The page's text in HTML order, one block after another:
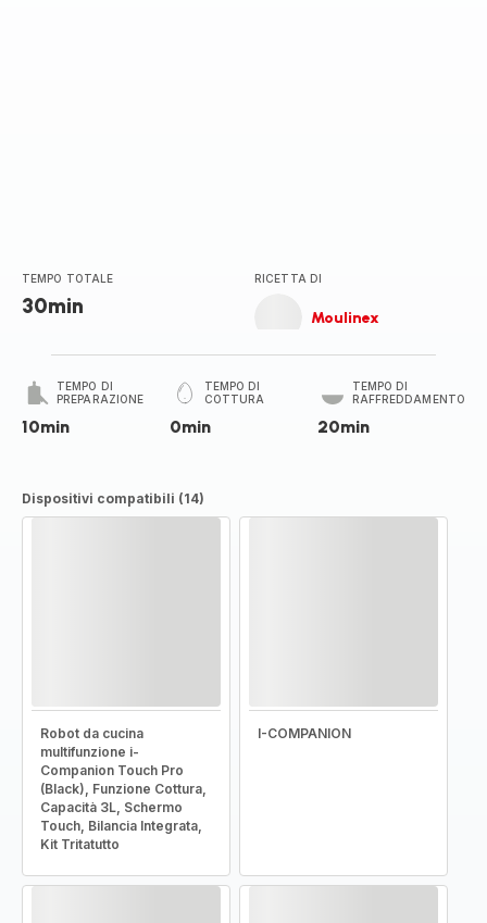
TEMPO TOTALE
30min
RICETTA DI
Moulinex
TEMPO DI
PREPARAZIONE
10min
TEMPO DI
COTTURA
0min
TEMPO DI
RAFFREDDAMENTO
20min
Dispositivi compatibili (14)
Robot da cucina
multifunzione i-
Companion Touch Pro
(Black), Funzione Cottura,
Capacità 3L, Schermo
Touch, Bilancia Integrata,
Kit Tritatutto
I-COMPANION